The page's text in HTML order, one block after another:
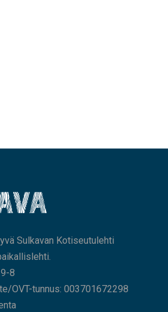
Sulkavan Kotiseutulehti
8
OVT-tunnus: 003701672298